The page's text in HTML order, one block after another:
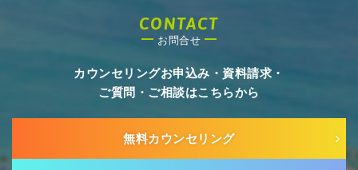
CONTACT
お問合せ
カウンセリングお申込み・資料請求・
ご質問・ご相談はこちらから
無料カウンセリング